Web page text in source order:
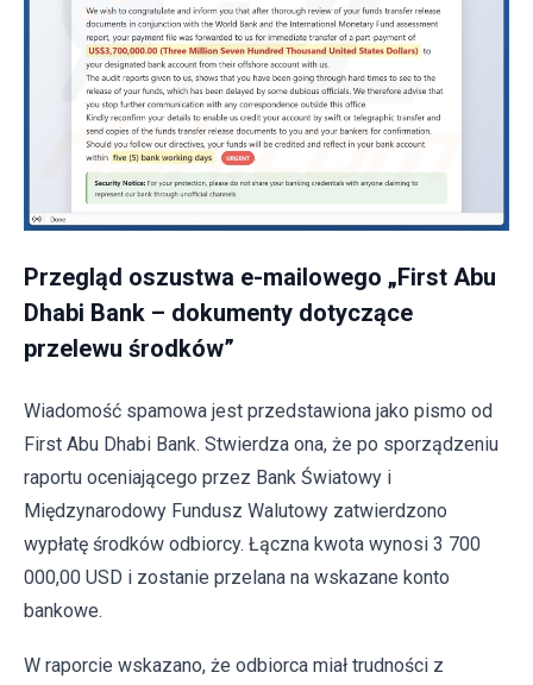
Przegląd oszustwa e-mailowego „First Abu
Dhabi Bank – dokumenty dotyczące
przelewu środków”
Wiadomość spamowa jest przedstawiona jako pismo od
First Abu Dhabi Bank. Stwierdza ona, że po sporządzeniu
raportu oceniającego przez Bank Światowy i
Międzynarodowy Fundusz Walutowy zatwierdzono
wypłatę środków odbiorcy. Łączna kwota wynosi 3 700
000,00 USD i zostanie przelana na wskazane konto
bankowe.
W raporcie wskazano, że odbiorca miał trudności z